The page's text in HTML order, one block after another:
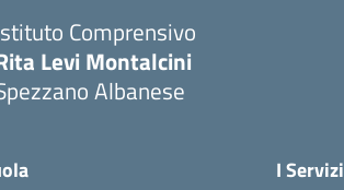
Comprensivo
Levi Montalcini
Albanese
I Servizi